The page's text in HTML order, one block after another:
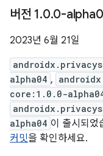
버전 1.0.0-
2023년 6월 21일
alpha04 ,
core:1.0.0-
alpha04 이 출시되었
커밋을 확인하세요.